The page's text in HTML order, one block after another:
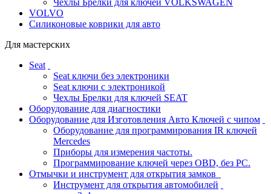
VOLVO
Силиконовые коврики для авто
Для мастерских
Seat
Seat ключи без электроники
Seat ключи с электроникой
Чехлы Брелки для ключей SEAT
Оборудование для диагностики
Оборудование для Изготовления Авто Ключей с чипом
Оборудование для программирования IR ключей
Mercedes
Приборы для измерения частоты.
Программирование ключей через OBD, без PC.
Отмычки и инструмент для открытия замков
Инструмент для открытия автомобилей